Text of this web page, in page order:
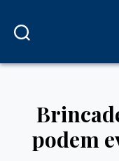
podem